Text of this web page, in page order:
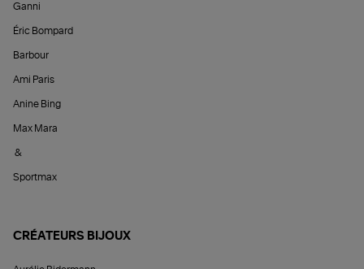
Ganni
Éric Bompard
Barbour
Ami Paris
Anine Bing
Max Mara
&
Sportmax
CRÉATEURS BIJOUX